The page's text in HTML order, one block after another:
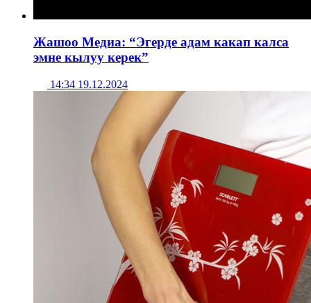
Жашоо Медиа: “Эгерде адам какап калса
эмне кылуу керек”
14:34 19.12.2024